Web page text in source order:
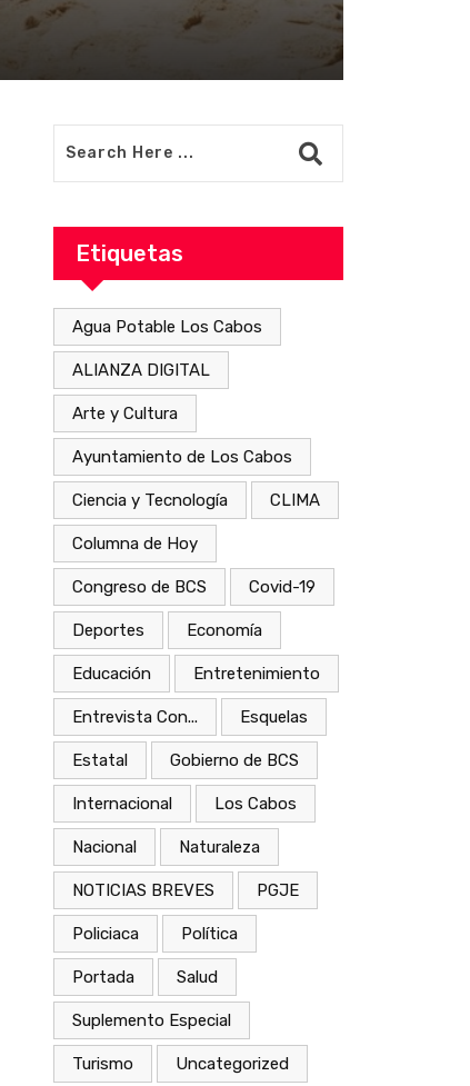
Etiquetas
Agua Potable Los Cabos
ALIANZA DIGITAL
Arte y Cultura
Ayuntamiento de Los Cabos
Ciencia y Tecnología CLIMA
Columna de Hoy
Congreso de BCS Covid-19
Deportes Economía
Educación Entretenimiento
Entrevista Con... Esquelas
Estatal Gobierno de BCS
Internacional Los Cabos
Nacional Naturaleza
NOTICIAS BREVES PGJE
Policiaca Política
Portada Salud
Suplemento Especial
Turismo Uncategorized